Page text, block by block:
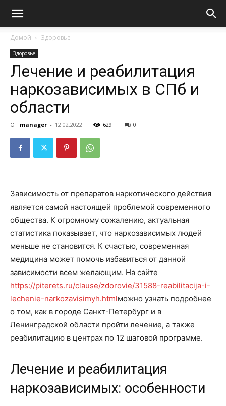
Домой Здоровье
Здоровье
Лечение и реабилитация
наркозависимых в СПб и
области
От manager - 12.02.2022 629 0
Зависимость от препаратов наркотического действия
является самой настоящей проблемой современного
общества. К огромному сожалению, актуальная
статистика показывает, что наркозависимых людей
меньше не становится. К счастью, современная
медицина может помочь избавиться от данной
зависимости всем желающим. На сайте
https://piterets.ru/clause/zdorovie/31588-reabilitacija-i-
lechenie-narkozavisimyh.htmlможно узнать подробнее
о том, как в городе Санкт-Петербург и в
Ленинградской области пройти лечение, а также
реабилитацию в центрах по 12 шаговой программе.
Лечение и реабилитация
наркозависимых: особенности